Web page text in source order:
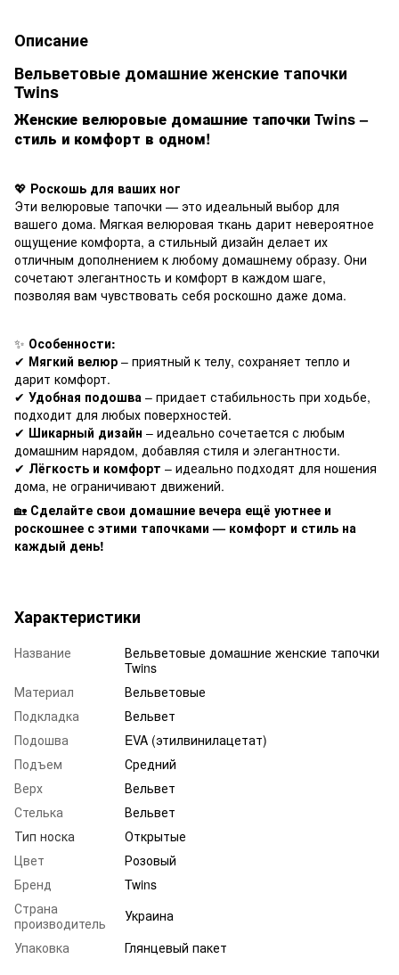
Описание
Вельветовые домашние женские тапочки
Twins
Женские велюровые домашние тапочки Twins –
стиль и комфорт в одном!
💖 Роскошь для ваших ног
Эти велюровые тапочки — это идеальный выбор для
вашего дома. Мягкая велюровая ткань дарит невероятное
ощущение комфорта, а стильный дизайн делает их
отличным дополнением к любому домашнему образу. Они
сочетают элегантность и комфорт в каждом шаге,
позволяя вам чувствовать себя роскошно даже дома.
✨ Особенности:
✔ Мягкий велюр – приятный к телу, сохраняет тепло и
дарит комфорт.
✔ Удобная подошва – придает стабильность при ходьбе,
подходит для любых поверхностей.
✔ Шикарный дизайн – идеально сочетается с любым
домашним нарядом, добавляя стиля и элегантности.
✔ Лёгкость и комфорт – идеально подходят для ношения
дома, не ограничивают движений.
🏡 Сделайте свои домашние вечера ещё уютнее и
роскошнее с этими тапочками — комфорт и стиль на
каждый день!
Характеристики
Название
Вельветовые домашние женские тапочки
Twins
Материал
Вельветовые
Подкладка
Вельвет
Подошва
EVA (этилвинилацетат)
Подъем
Средний
Верх
Вельвет
Стелька
Вельвет
Тип носка
Открытые
Цвет
Розовый
Бренд
Twins
Страна
производитель
Украина
Упаковка
Глянцевый пакет